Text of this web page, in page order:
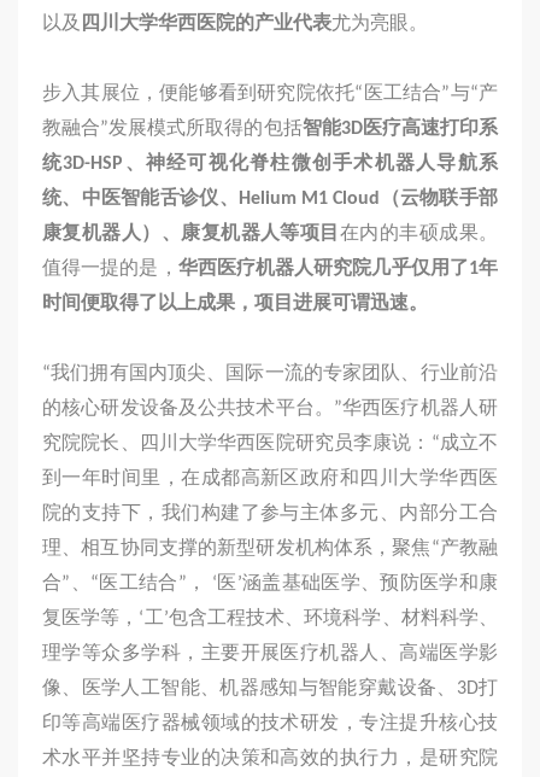
疗
有
产
品
以及 四川大学华西医院的产业代表尤为亮眼。
步入其展位，便能够看到研究院依托“医工结合”与“产
教融合”发展模式所取得的包括智能3D医疗高速打印系
统3D-HSP 、神经可视化脊柱微创手术机器人导航系
统、中医智能舌诊仪、
Helium M1 Cloud
（云物联手部
康复机器人）、康复机器人等项目 在内的丰硕成果。
值得一提的是， 华西医疗机器人研究院几乎仅用了 1年
时间便取得了以上成果，项目进展可谓迅速。
“我们拥有国内顶尖、国际一流的专家团队、行业前沿
的核心研发设备及公共技术平台。”华西医疗机器人研
究院院长、四川大学华西医院研究员李康说：“成立不
到一年时间里，在成都高新区政府和四川大学华西医
院的支持下，我们构建了参与主体多元、内部分工合
理、相互协同支撑的新型研发机构体系，聚焦“产教融
合”、“医工结合”， ‘医’涵盖基础医学、预防医学和康
复医学等，‘工’包含工程技术、环境科学、材料科学、
理学等众多学科，主要开展医疗机器人、高端医学影
像、医学人工智能、机器感知与智能穿戴设备、3D打
印等高端医疗器械领域的技术研发，专注提升核心技
术水平并坚持专业的决策和高效的执行力，是研究院